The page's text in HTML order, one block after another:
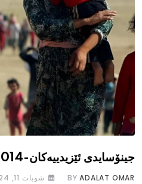
جینۆسایدی ئێزیدییەکان-2014
BYADALAT OMAR شوبات 11, 2024